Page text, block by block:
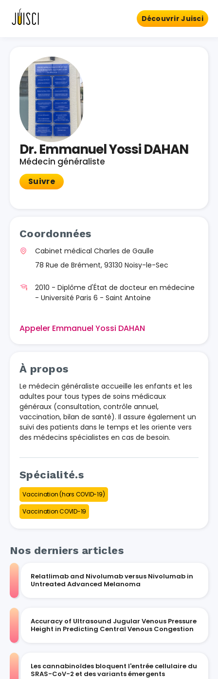
Découvrir Juisci
Dr. Emmanuel Yossi DAHAN
Médecin généraliste
Suivre
Coordonnées
Cabinet médical Charles de Gaulle
78 Rue de Brément, 93130 Noisy-le-Sec
2010 - Diplôme d'État de docteur en médecine
- Université Paris 6 - Saint Antoine
Appeler Emmanuel Yossi DAHAN
À propos
Le médecin généraliste accueille les enfants et les
adultes pour tous types de soins médicaux
généraux (consultation, contrôle annuel,
vaccination, bilan de santé). Il assure également un
suivi des patients dans le temps et les oriente vers
des médecins spécialistes en cas de besoin.
Spécialité.s
Vaccination (hors COVID-19)
Vaccination COVID-19
Nos derniers articles
Relatlimab and Nivolumab versus Nivolumab in
Untreated Advanced Melanoma
Accuracy of Ultrasound Jugular Venous Pressure
Height in Predicting Central Venous Congestion
Les cannabinoïdes bloquent l'entrée cellulaire du
SRAS-CoV-2 et des variants émergents